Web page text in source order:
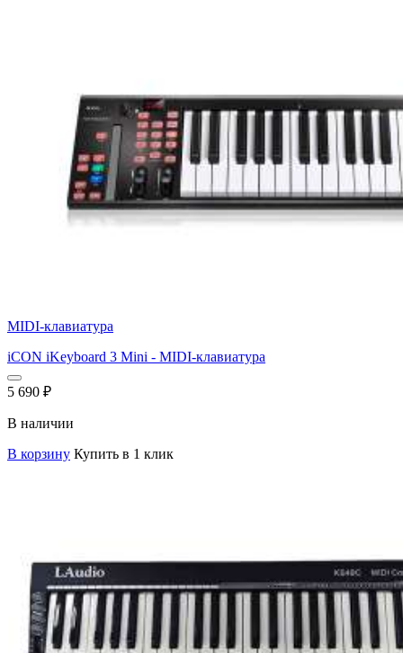
MIDI-клавиатура
iCON iKeyboard 3 Mini - MIDI-клавиатура
5 690 ₽
В наличии
В корзину Купить в 1 клик